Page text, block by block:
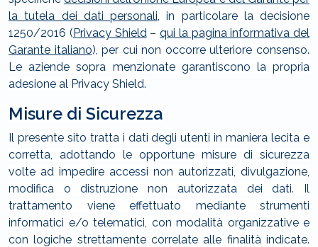
la tutela dei dati personali, in particolare la decisione
1250/2016 (Privacy Shield– qui la pagina informativa del
Garante italiano), per cui non occorre ulteriore consenso.
Le aziende sopra menzionate garantiscono la propria
adesione al Privacy Shield.
Misure di Sicurezza
Il presente sito tratta i dati degli utenti in maniera lecita e
corretta, adottando le opportune misure di sicurezza
volte ad impedire accessi non autorizzati, divulgazione,
modifica o distruzione non autorizzata dei dati. Il
trattamento viene effettuato mediante strumenti
informatici e/o telematici, con modalità organizzative e
con logiche strettamente correlate alle finalità indicate.